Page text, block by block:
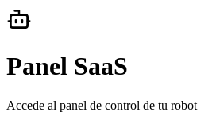
Panel SaaS
Accede al panel de control de tu robot